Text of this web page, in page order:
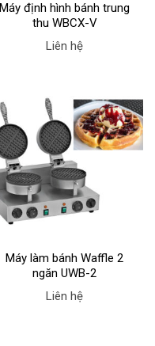
Máy định hình bánh trung
thu WBCX-V
Liên hệ
Máy làm bánh Waffle 2
ngăn UWB-2
Liên hệ